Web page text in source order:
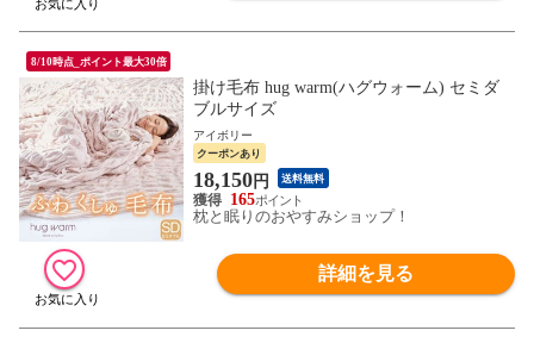
8/10時点_ポイント最大30倍
掛け毛布 hug warm(ハグウォーム) セミダ
ブルサイズ
アイボリー
クーポンあり
18,150円 送料無料
165
枕と眠りのおやすみショップ！
詳細を見る